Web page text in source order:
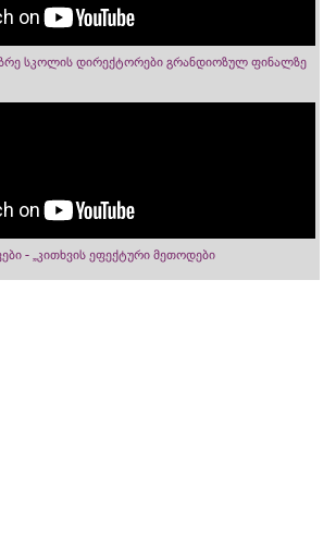
სკოლის დირექტორები გრანდიოზულ ფინალზე
- „კითხვის ეფექტური მეთოდები